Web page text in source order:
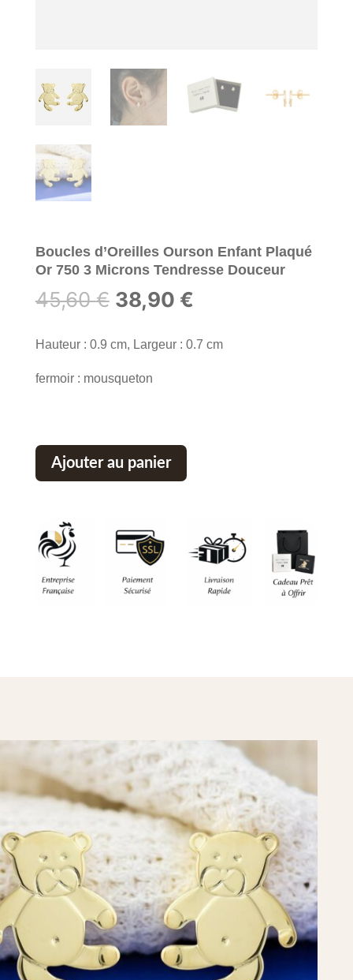
Boucles d’Oreilles Ourson Enfant Plaqué
Or 750 3 Microns Tendresse Douceur
45,60€ Le
initial
45,60 €.
38,90 €Le
actuel
Hauteur : 0.9 cm, Largeur : 0.7 cm
fermoir : mousqueton
Ajouter au panier